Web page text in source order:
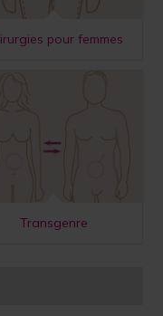
pour femmes
Transgenre